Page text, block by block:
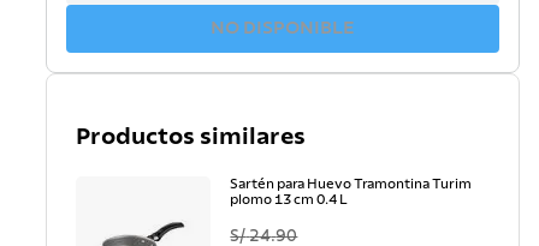
NO DISPONIBLE
Productos similares
Sartén para Huevo Tramontina Turim
plomo 13 cm 0.4 L
S/ 24.90